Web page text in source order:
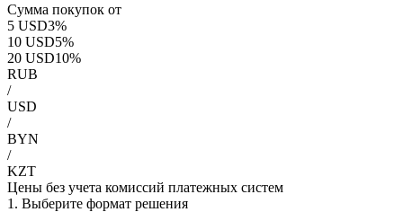
Сумма покупок от
5 USD3%
10 USD5%
20 USD10%
RUB
/
USD
/
BYN
/
KZT
Цены без учета комиссий платежных систем
1. Выберите формат решения